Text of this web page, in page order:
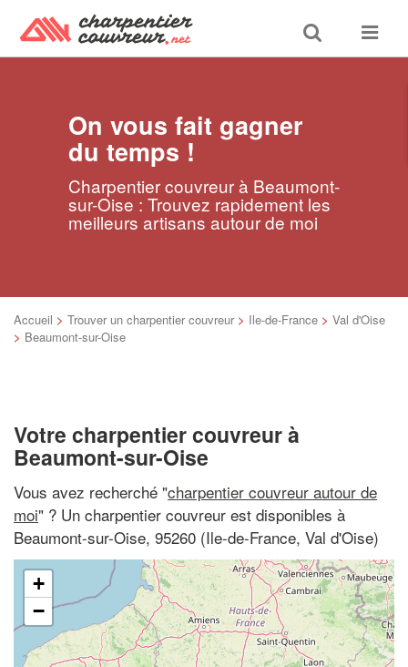
Toggle
search
Toggle
On vous fait gagner
du temps !
Charpentier couvreur à Beaumont-
sur-Oise : Trouvez rapidement les
meilleurs artisans autour de moi
Accueil > Trouver un charpentier couvreur > Ile-de-France > Val d'Oise
> Beaumont-sur-Oise
Votre charpentier couvreur à
Beaumont-sur-Oise
Vous avez recherché "charpentier couvreur autour de
moi" ? Un charpentier couvreur est disponibles à
Beaumont-sur-Oise, 95260 (Ile-de-France, Val d'Oise)
+
−